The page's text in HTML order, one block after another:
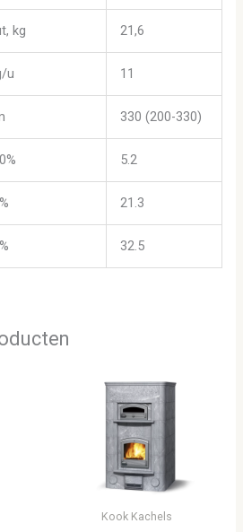
kg 21,6
u 11
330 (200-330)
5.2
21.3
32.5
Kook Kachels